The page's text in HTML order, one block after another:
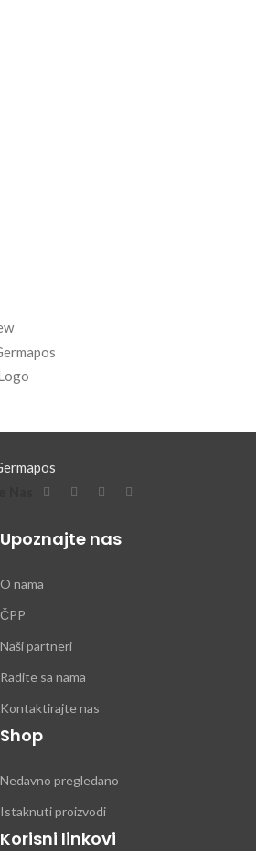
Upoznajte nas
O nama
ČPP
Naši partneri
Radite sa nama
Kontaktirajte nas
Shop
Nedavno pregledano
Istaknuti proizvodi
Korisni linkovi